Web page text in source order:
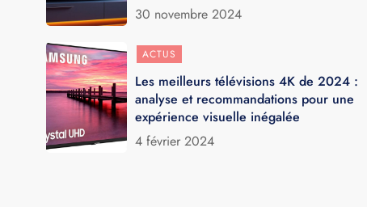
30 novembre 2024
ACTUS
Les meilleurs télévisions 4K de 2024 :
analyse et recommandations pour une
expérience visuelle inégalée
4 février 2024